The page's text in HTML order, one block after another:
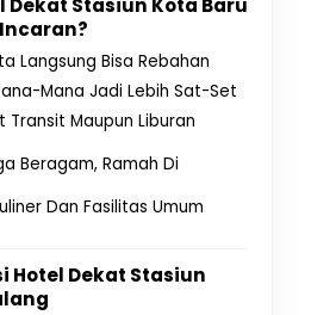
Dekat Stasiun Kota Baru
Langsung Bisa Rebahan
Mana Jadi Lebih Sat-Set
Transit Maupun Liburan
Beragam, Ramah Di
Dan Fasilitas Umum
Hotel Dekat Stasiun